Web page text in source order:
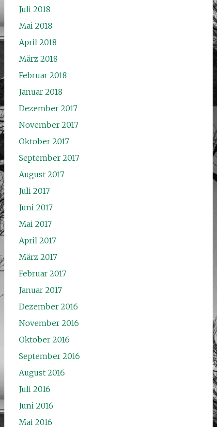
Juli 2018
Mai 2018
April 2018
März 2018
Februar 2018
Januar 2018
Dezember 2017
November 2017
Oktober 2017
September 2017
August 2017
Juli 2017
Juni 2017
Mai 2017
April 2017
März 2017
Februar 2017
Januar 2017
Dezember 2016
November 2016
Oktober 2016
September 2016
August 2016
Juli 2016
Juni 2016
Mai 2016